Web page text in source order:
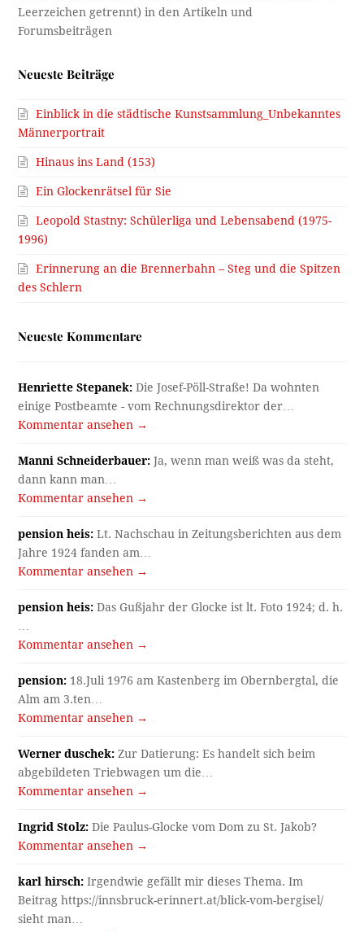
Neueste Beiträge
Einblick in die städtische Kunstsammlung_Unbekanntes
Männerportrait
Hinaus ins Land (153)
Ein Glockenrätsel für Sie
Leopold Stastny: Schülerliga und Lebensabend (1975-
1996)
Erinnerung an die Brennerbahn – Steg und die Spitzen
des Schlern
Neueste Kommentare
Henriette Stepanek: Die Josef-Pöll-Straße! Da wohnten
einige Postbeamte - vom Rechnungsdirektor der…
Kommentar ansehen →
Manni Schneiderbauer: Ja, wenn man weiß was da steht,
dann kann man…
Kommentar ansehen →
pension heis: Lt. Nachschau in Zeitungsberichten aus dem
Jahre 1924 fanden am…
Kommentar ansehen →
pension heis: Das Gußjahr der Glocke ist lt. Foto 1924; d. h.
Kommentar ansehen →
pension: 18.Juli 1976 am Kastenberg im Obernbergtal, die
Alm am 3.ten…
Kommentar ansehen →
Werner duschek: Zur Datierung: Es handelt sich beim
abgebildeten Triebwagen um die…
Kommentar ansehen →
Ingrid Stolz: Die Paulus-Glocke vom Dom zu St. Jakob?
Kommentar ansehen →
karl hirsch: Irgendwie gefällt mir dieses Thema. Im
Beitrag https://innsbruck-erinnert.at/blick-vom-bergisel/
sieht man…